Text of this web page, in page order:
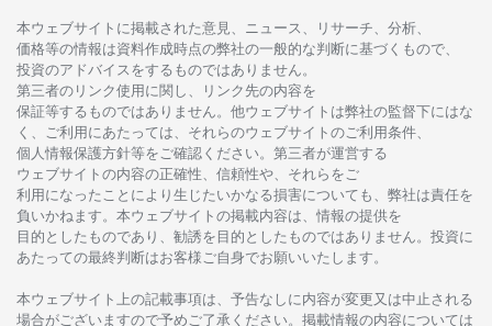
本ウェブサイトに掲載さ れた意見、ニュース、リサーチ、分析、
価格等の情報は資料作成時点の弊社の一般的な判断に基づくもので、
投資のアドバイスをするものではありません。
第三者の リンク使用に関し、 リンク先の内容を
保証等するものではありません。 他ウェブサイトは弊社の監督下にはな
く、
ご利用に あたっては、 それらのウェブサイトの ご利用条件、
個人情報保護方針等を ご確認ください。 第三者が運営する
ウェブサイトの内容の正確性、信頼性や、それらをご
利用になったことにより 生じたいかなる損害についても、 弊社は責任を
負いかね ます。 本ウェブサイトの掲載内容は、 情報の提供を
目的としたものであり、 勧誘を 目的としたものではありません。 投資に
あたっての最終判断はお客様ご自身でお願いいたします。
本ウェブサイト 上の記載事項は、 予告なしに 内容が変更又は中止さ れる
場合がございますので予めご了承ください。 掲載情報の内容については